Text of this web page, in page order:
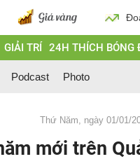
GIẢI TRÍ 24H THÍCH BÓNG
Podcast Photo
Thứ Năm, ngày 01/01/
mới trên